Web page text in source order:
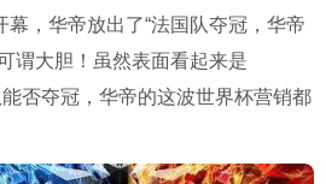
，华帝放出了“法国队夺冠，华帝
谓大胆！虽然表面看起来是
否夺冠，华帝的这波世界杯营销都